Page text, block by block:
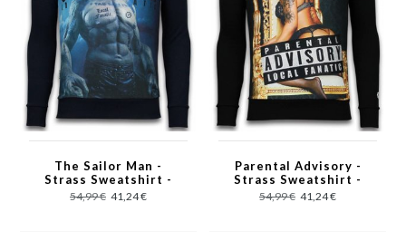
The Sailor Man -
Strass Sweatshirt -
Schwarz
54,99 € 41,24 €
Parental Advisory -
Strass Sweatshirt -
Schwarz
54,99 € 41,24 €